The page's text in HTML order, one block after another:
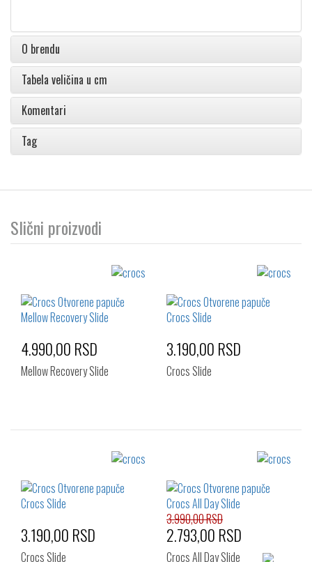
O brendu
Tabela veličina u cm
Komentari
Tag
Slični proizvodi
Izaberi željeni broj:
43-44
45-46 46-47
4.990,00 RSD
Mellow Recovery Slide
Izaberi željeni broj:
43-44
45-46 46-47
3.190,00 RSD
Crocs Slide
3.190,00 RSD
Crocs Slide
3.990,00 RSD
2.793,00 RSD
Crocs All Day Slide